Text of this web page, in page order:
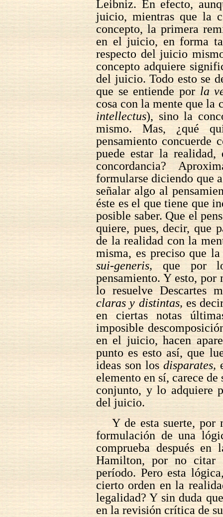
Leibniz. En efecto,
juicio, mientras que la
concepto, la primera
en el juicio, en forma
respecto del juicio
concepto adquiere
del juicio. Todo esto se
que se entiende por la
cosa con la mente que la
intellectus), sino la
mismo. Mas, ¿qué
pensamiento concuerde
puede estar la
concordancia?
formularse diciendo que
señalar algo al
éste es el que tiene que
posible saber. Que el
quiere, pues, decir, que
de la realidad con la
misma, es preciso que
sui-generis, que por
pensamiento. Y esto, por
lo resuelve Descartes
claras y distintas, es
en ciertas notas
imposible
en el juicio, hacen
punto es esto así, que
ideas son los disparates,
elemento en sí, carece
conjunto, y lo adquiere
del juicio.
Y de esta suerte,
formulación de una
comprueba después
Hamilton, por no citar
período. Pero esta
cierto orden en la
legalidad? Y sin duda
en la revisión crítica de